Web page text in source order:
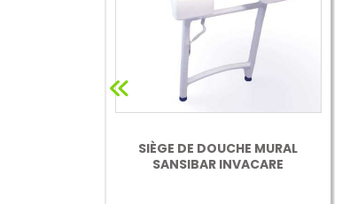
SIÈGE DE DOUCHE MURAL
SANSIBAR INVACARE